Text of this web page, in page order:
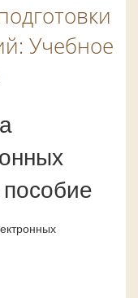
Учебное